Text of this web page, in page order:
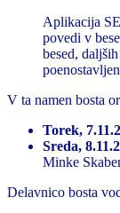
Aplikacija
povedi v
besed,
V ta namen bosta
Torek,
Sreda,
Minke
Delavnico bosta